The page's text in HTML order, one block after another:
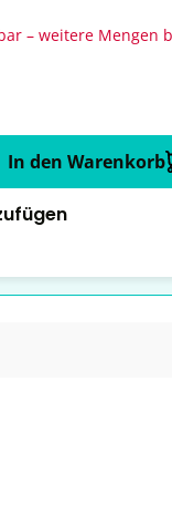
– weitere Mengen
In den Warenkorb